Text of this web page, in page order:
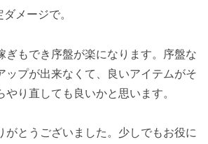
メージで。
ぎもでき序盤が楽になります。序盤な
ップが出来なくて、良いアイテムがそ
り直しても良いかと思います。
がとうございました。少しでもお役に